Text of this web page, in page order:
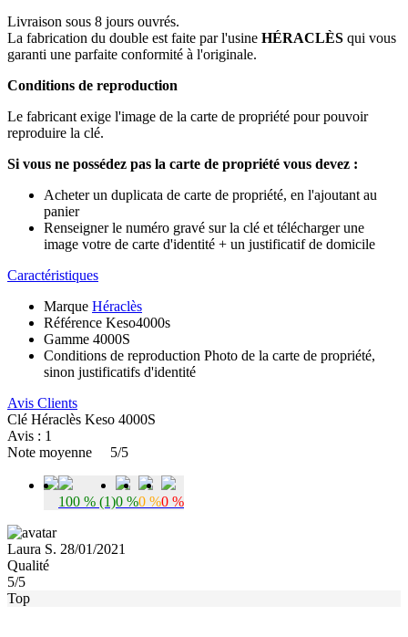
Livraison sous 8 jours ouvrés.
La fabrication du double est faite par l'usine HÉRACLÈS qui vous
garanti une parfaite conformité à l'originale.
Conditions de reproduction
Le fabricant exige l'image de la carte de propriété pour pouvoir
reproduire la clé.
Si vous ne possédez pas la carte de propriété vous devez :
Acheter un duplicata de carte de propriété, en l'ajoutant au
panier
Renseigner le numéro gravé sur la clé et télécharger une
image votre de carte d'identité + un justificatif de domicile
Caractéristiques
Marque Héraclès
Référence Keso4000s
Gamme 4000S
Conditions de reproduction Photo de la carte de propriété,
sinon justificatifs d'identité
Avis Clients
Clé Héraclès Keso 4000S
Avis : 1
Note moyenne
5/5
100 % (1)0 %0 %0 %
Laura S. 28/01/2021
Qualité
5/5
Top